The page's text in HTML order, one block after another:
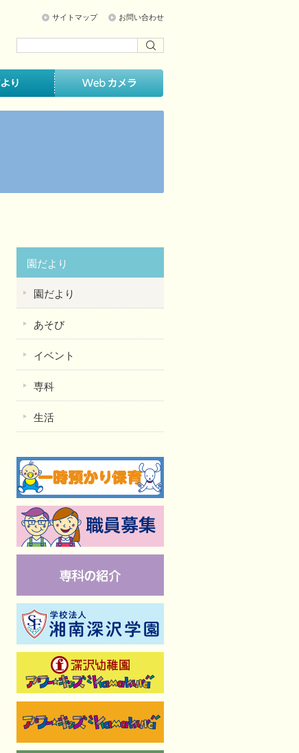
サイトマップ お問い合わせ
園だより
園だより
あそび
イベント
専科
生活